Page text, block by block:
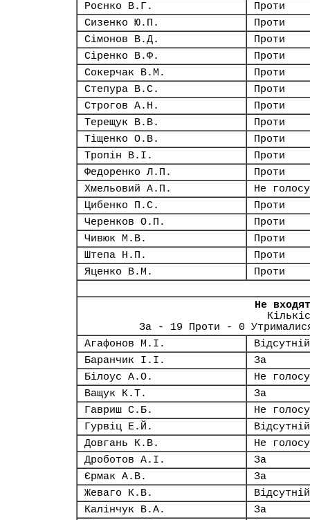
Роєнко В.Г.
Проти
Сизенко Ю.П.
Проти
Сімонов В.Д.
Проти
Сіренко В.Ф.
Проти
Сокерчак В.М.
Проти
Степура В.С.
Проти
Строгов А.Н.
Проти
Терещук В.В.
Проти
Тіщенко О.В.
Проти
Тропін В.І.
Проти
Федоренко Л.П.
Проти
Хмельовий А.П.
Не
Цибенко П.С.
Проти
Черенков О.П.
Проти
Чивюк М.В.
Проти
Штепа Н.П.
Проти
Яценко В.М.
Проти
Не
За - 19 Проти - 0
Агафонов М.І.
Відсутній
Баранчик І.І.
За
Білоус А.О.
Не
Ващук К.Т.
За
Гавриш С.Б.
Не
Гурвіц Е.Й.
Відсутній
Довгань К.В.
Не
Дроботов А.І.
За
Єрмак А.В.
За
Жеваго К.В.
Відсутній
Калінчук В.А.
За